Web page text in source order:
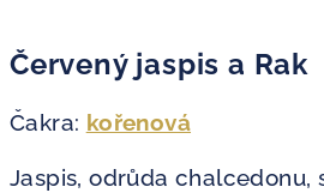
Červený jaspis a Rak
Čakra: kořenová
Jaspis, odrůda chalcedonu,